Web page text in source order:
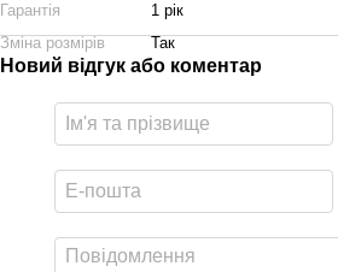
Гарантія
1 рік
Зміна розмірів
Так
Новий відгук або коментар